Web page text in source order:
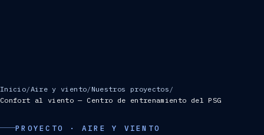
Inicio/Aire y viento/ Nuestros proyectos /
Confort al viento — Centro de entrenamiento del PSG
PROYECTO · AIRE Y VIENTO